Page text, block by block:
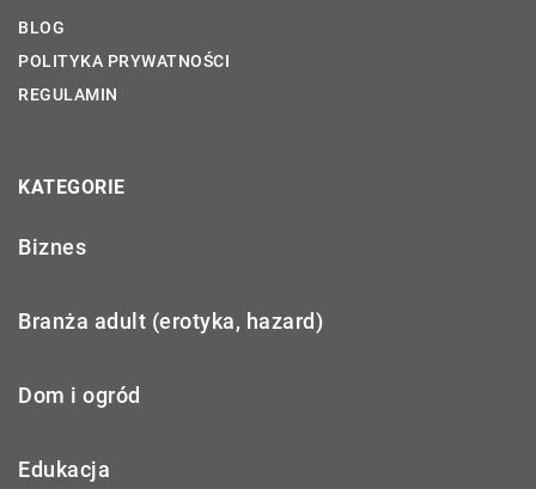
BLOG
POLITYKA PRYWATNOŚCI
REGULAMIN
KATEGORIE
Biznes
Branża adult (erotyka, hazard)
Dom i ogród
Edukacja